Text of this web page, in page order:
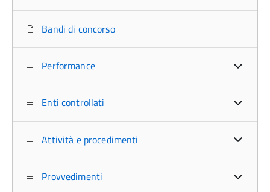
Bandi di concorso
Performance
Enti controllati
Attività e procedimenti
Provvedimenti